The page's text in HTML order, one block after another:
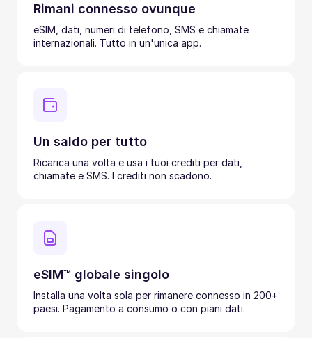
Rimani connesso ovunque
eSIM, dati, numeri di telefono, SMS e chiamate
internazionali. Tutto in un'unica app.
Un saldo per tutto
Ricarica una volta e usa i tuoi crediti per dati,
chiamate e SMS. I crediti non scadono.
eSIM™ globale singolo
Installa una volta sola per rimanere connesso in 200+
paesi. Pagamento a consumo o con piani dati.